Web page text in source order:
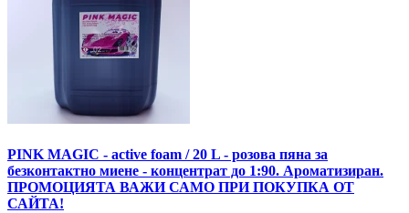
PINK MAGIC - active foam / 20 L - розова пяна за
безконтактно миене - концентрат до 1:90. Ароматизиран.
ПРОМОЦИЯТА ВАЖИ САМО ПРИ ПОКУПКА ОТ
САЙТА!